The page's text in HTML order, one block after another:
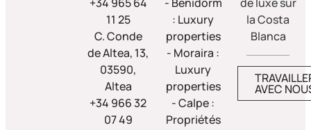
11 25
C. Conde
de Altea, 13,
03590,
Altea
+34 966 32
07 49
: Luxury
properties
- Moraira :
Luxury
properties
- Calpe :
Propriétés
la Costa
Blanca
AVEC